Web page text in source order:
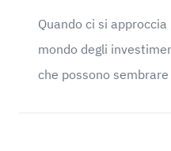
Quando ci si
mondo degli
che possono